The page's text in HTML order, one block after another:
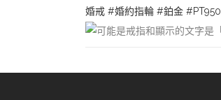
婚戒 #婚約指輪 #鉑金 #PT950